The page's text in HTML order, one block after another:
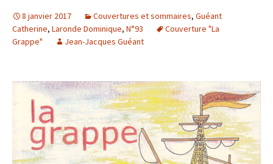
8 janvier 2017 Couvertures et sommaires, Guéant
Catherine, Laronde Dominique, N°93
Couverture "La
Grappe"
Jean-Jacques Guéant